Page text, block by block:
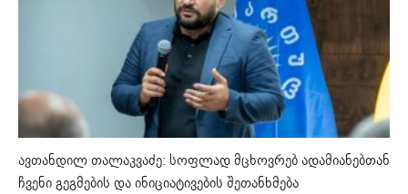
ავთანდილ თალაკვაძე: სოფლად მცხოვრებ ადამიანებთან
ჩვენი გეგმების და ინიციატივების შეთანხმება